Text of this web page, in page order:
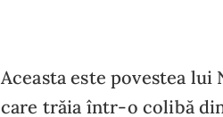
Aceasta este povestea
care trăia într-o colibă